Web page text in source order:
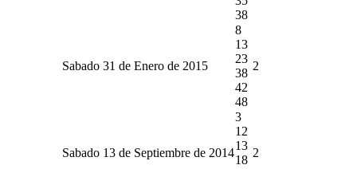
38
Sabado 31 de Enero de 2015
8
13
23
38
42
48
2
Sabado 13 de Septiembre de 2014
3
12
13
18
2